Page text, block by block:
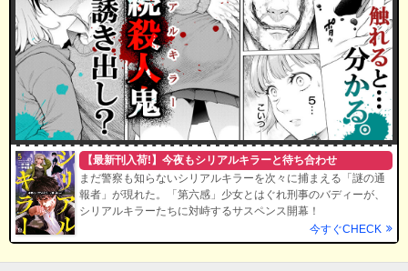
【最新刊入荷!】今夜もシリアルキラーと待ち合わせ
まだ警察も知らないシリアルキラーを次々に捕まえる「謎の通
報者」が現れた。「第六感」少女とはぐれ刑事のバディーが、
シリアルキラーたちに対峙するサスペンス開幕！
今すぐCHECK